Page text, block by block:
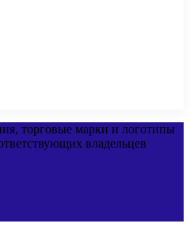
торговые марки и логотипы
владельцев